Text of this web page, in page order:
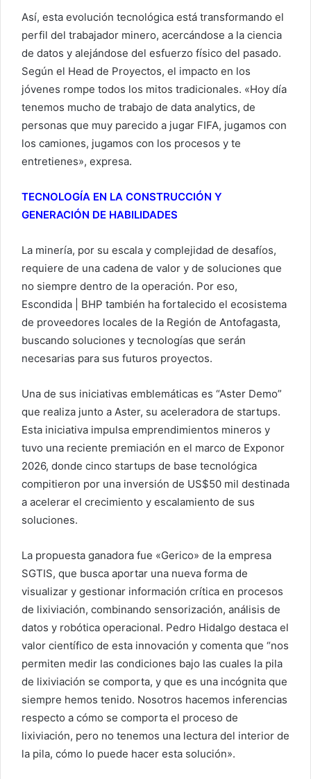
Así, esta evolución tecnológica está transformando el
perfil del trabajador minero, acercándose a la ciencia
de datos y alejándose del esfuerzo físico del pasado.
Según el Head de Proyectos, el impacto en los
jóvenes rompe todos los mitos tradicionales. «Hoy día
tenemos mucho de trabajo de data analytics, de
personas que muy parecido a jugar FIFA, jugamos con
los camiones, jugamos con los procesos y te
entretienes», expresa.
TECNOLOGÍA EN LA CONSTRUCCIÓN Y
GENERACIÓN DE HABILIDADES
La minería, por su escala y complejidad de desafíos,
requiere de una cadena de valor y de soluciones que
no siempre dentro de la operación. Por eso,
Escondida | BHP también ha fortalecido el ecosistema
de proveedores locales de la Región de Antofagasta,
buscando soluciones y tecnologías que serán
necesarias para sus futuros proyectos.
Una de sus iniciativas emblemáticas es “Aster Demo”
que realiza junto a Aster, su aceleradora de startups.
Esta iniciativa impulsa emprendimientos mineros y
tuvo una reciente premiación en el marco de Exponor
2026, donde cinco startups de base tecnológica
compitieron por una inversión de US$50 mil destinada
a acelerar el crecimiento y escalamiento de sus
soluciones.
La propuesta ganadora fue «Gerico» de la empresa
SGTIS, que busca aportar una nueva forma de
visualizar y gestionar información crítica en procesos
de lixiviación, combinando sensorización, análisis de
datos y robótica operacional. Pedro Hidalgo destaca el
valor científico de esta innovación y comenta que “nos
permiten medir las condiciones bajo las cuales la pila
de lixiviación se comporta, y que es una incógnita que
siempre hemos tenido. Nosotros hacemos inferencias
respecto a cómo se comporta el proceso de
lixiviación, pero no tenemos una lectura del interior de
la pila, cómo lo puede hacer esta solución».